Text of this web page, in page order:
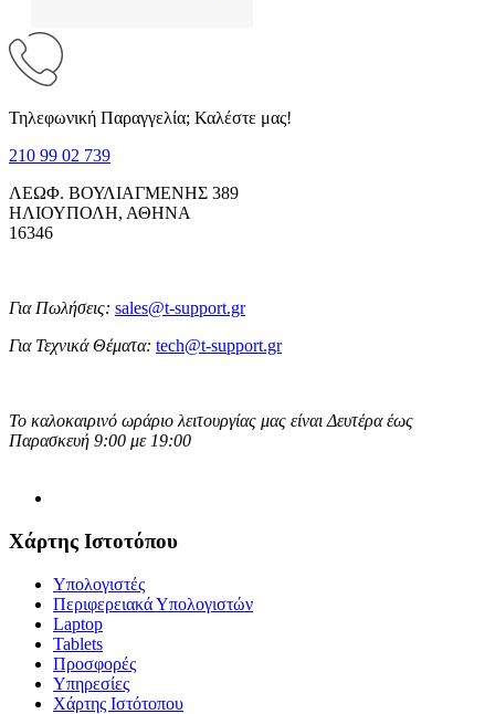
Τηλεφωνική Παραγγελία; Καλέστε μας!
210 99 02 739
ΛΕΩΦ. ΒΟΥΛΙΑΓΜΕΝΗΣ 389
ΗΛΙΟΥΠΟΛΗ, ΑΘΗΝΑ
16346
Για Πωλήσεις: sales@t-support.gr
Για Τεχνικά Θέματα: tech@t-support.gr
Το καλοκαιρινό ωράριο λειτουργίας μας είναι Δευτέρα έως
Παρασκευή 9:00 με 19:00
Χάρτης Ιστοτόπου
Υπολογιστές
Περιφερειακά Υπολογιστών
Laptop
Tablets
Προσφορές
Υπηρεσίες
Χάρτης Ιστότοπου